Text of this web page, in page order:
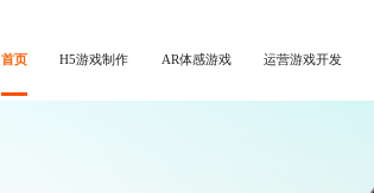
首页 H5游戏制作 AR体感游戏 运营游戏开发